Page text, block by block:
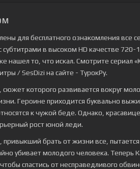
для бесплатного ознакомления все
субтитрами в высоком HD качестве 720-
нашел то, что искал. Смотрите сериал
/ SesDizi на сайте - ТурокРу.
которого развивается вокруг
Героине приходится буквально
к чужой беде. Однако, красавице
рост юной леди.
брать от жизни все, пытается
убивает молодого человека.
спастись от несправедливого